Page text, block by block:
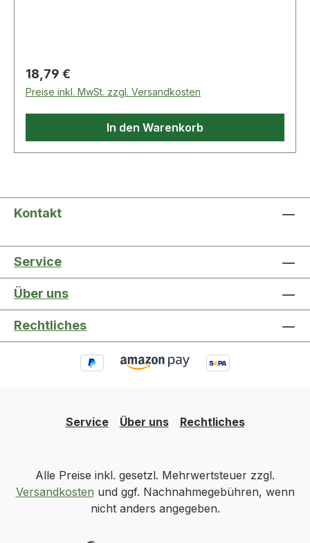
Regulärer Preis:
18,79 €
Preise inkl. MwSt. zzgl. Versandkosten
In den Warenkorb
Kontakt
Service
Über uns
Rechtliches
Service Über uns Rechtliches
Alle Preise inkl. gesetzl. Mehrwertsteuer zzgl.
Versandkosten und ggf. Nachnahmegebühren, wenn
nicht anders angegeben.